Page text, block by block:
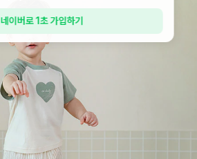
네이버로 1초 가입하기